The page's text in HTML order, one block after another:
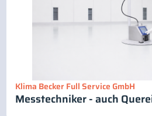
Klima Becker Full Service GmbH
Messtechniker - auch